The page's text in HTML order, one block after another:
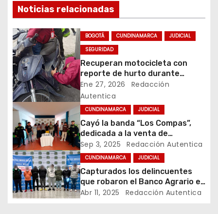
g
a
c
i
ó
n
d
e
e
n
Noticias relacionadas
BOGOTÁ CUNDINAMARCA
JUDICIAL
SEGURIDAD
Recuperan motocicleta con
reporte de hurto durante
operativo de seguridad en
Rafael Uribe Uribe
Ene 27, 2026
Redacción
Autentica
CUNDINAMARCA JUDICIAL
Cayó la banda “Los Compas”,
dedicada a la venta de
estupefacientes a domicilio en
Anapoima
Sep 3, 2025 Redacción Autentica
CUNDINAMARCA JUDICIAL
Capturados los delincuentes
que robaron el Banco Agrario en
El Colegio, Cundinamarca
Abr 11, 2025 Redacción Autentica